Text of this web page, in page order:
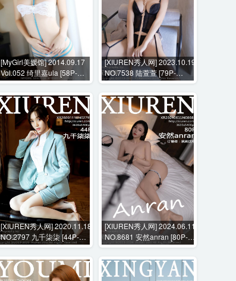
[MyGirl美媛馆] 2014.09.17
Vol.052 绮里嘉ula [58P-
212MB]
[XIUREN秀人网] 2023.10.19
NO.7538 陆萱萱 [79P-
669MB]
[XIUREN秀人网] 2020.11.18
NO.2797 九千柒柒 [44P-
428MB]
[XIUREN秀人网] 2024.06.11
NO.8681 安然anran [80P-
705MB]